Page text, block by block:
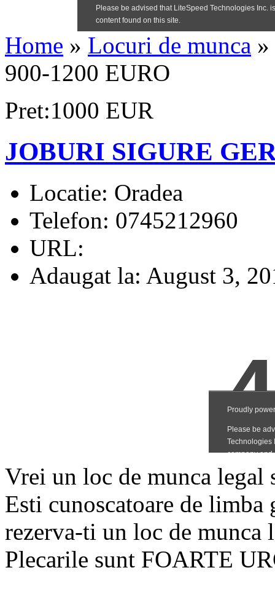
Home » Locuri de munca »
900-1200 EURO
Pret:1000 EUR
JOBURI SIGURE
Locatie: Oradea
Telefon: 0745212960
URL:
Adaugat la: August 3,
Vrei un loc de munca legal
Esti cunoscatoare de limba
rezerva-ti un loc de
Plecarile sunt FOARTE